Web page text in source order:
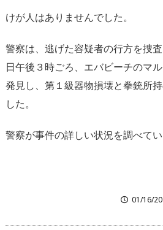
けが人はありませんでした。
警察は、逃げた容疑者の行方を捜
日午後３時ごろ、エバビーチのマ
発見し、第１級器物損壊と拳銃所
した。
警察が事件の詳しい状況を調べてい
01/16/